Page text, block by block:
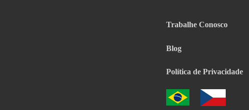
Trabalhe Conosco
Blog
Política de Privacidade